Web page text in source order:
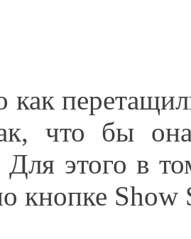
как
что бы
этого в
кнопке